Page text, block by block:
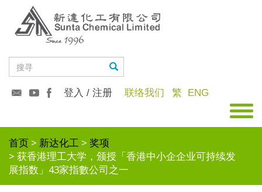
登入 / 注册 联络我们 繁 ENG
首页 新达化工
奖项
获香港理工大学，颁授「香港中小企企业可持续发
展指数」43家指數公司之一